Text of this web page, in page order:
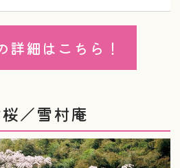
詳細はこちら！
／雪村庵